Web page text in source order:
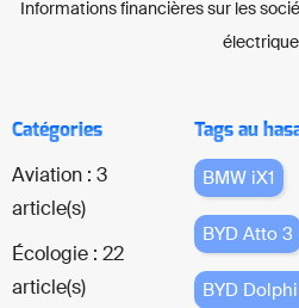
Informations financières sur les
Catégories
Aviation : 3
article(s)
Écologie : 22
article(s)
Tags au
BMW iX1
BYD Atto 3
BYD